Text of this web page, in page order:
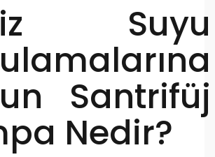
Suyu
Santrifüj
Nedir?